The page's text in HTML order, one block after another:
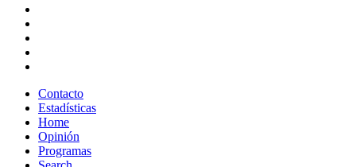
Contacto
Estadísticas
Home
Opinión
Programas